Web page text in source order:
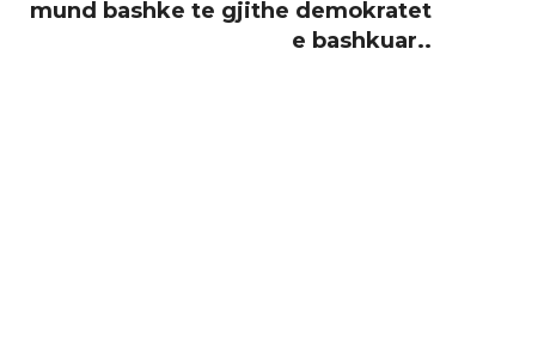
mund bashke te gjithe demokratet
e bashkuar..